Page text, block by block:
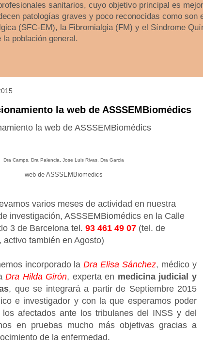
sanitarios, cuyo objetivo principal es
patologías graves y poco reconocidas como son
(SFC-EM), la Fibromialgia (FM) y el Síndrome
población general.
la web de ASSSEMBiomédics
la web de ASSSEMBiomédics
Dra Camps, Dra Palencia, Jose Luis Rivas, Dra Garcia
web de ASSSEMBiomedics
varios meses de actividad en nuestra
investigación, ASSSEMBiomédics en la Calle
3 de Barcelona tel. 93 461 49 07 (tel. de
activo también en Agosto)
incorporado laDra Elisa Sánchez, médico y
Dra Hilda Girón, experta en medicina judicial y
, que se integrará a partir de Septiembre 2015
e investigador y con la que esperamos poder
afectados ante los tribulanes del INSS y del
en pruebas mucho más objetivas gracias a
de la enfermedad.